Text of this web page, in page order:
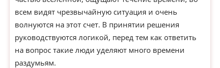
всем видят чрезвычайную ситуация и очень
волнуются на этот счет. В принятии решения
руководствуются логикой, перед тем как ответить
на вопрос такие люди уделяют много времени
раздумьям.